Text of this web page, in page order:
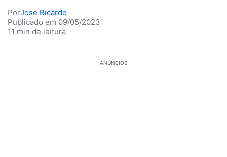
PorJose Ricardo
Publicado em 09/05/2023
11 min de leitura
ANÚNCIOS